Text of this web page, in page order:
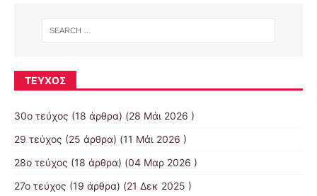
ΤΕΎΧΟΣ
30ο τεύχος (18 άρθρα) (28 Μάι 2026 )
29 τεύχος (25 άρθρα) (11 Μάι 2026 )
28ο τεύχος (18 άρθρα) (04 Μαρ 2026 )
27ο τεύχος (19 άρθρα) (21 Δεκ 2025 )